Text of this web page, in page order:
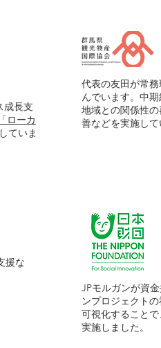
成長支
「ローカ
ていま
代表の友田が常
んでいます。中
地域との関係性
善などを実施して
援な
JPモルガンが資
ンプロジェクト
可視化すること
実施しました。